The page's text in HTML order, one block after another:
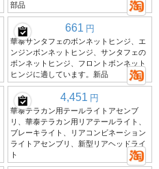
部品
661 円
華泰サンタフェのボンネットヒンジ、エ
ンジンボンネットヒンジ、サンタフェの
ボンネットヒンジ、フロントボンネット
ヒンジに適しています。新品
4,451 円
華泰テラカン用テールライトアセンブ
リ、華泰テラカン用リアテールライト、
ブレーキライト、リアコンビネーション
ライトアセンブリ、新型リアヘッドライ
ト